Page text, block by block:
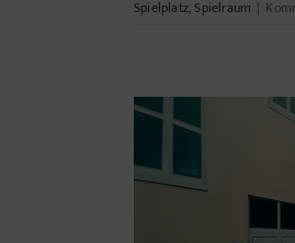
Spielplatz,Spielraum |